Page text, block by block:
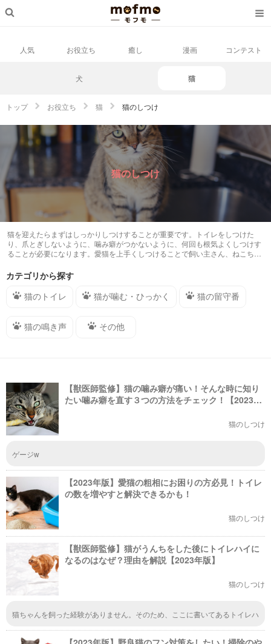
人気 お役立ち 癒し 漫画 コンテスト
犬 猫
トップ お役立ち 猫 猫のしつけ
猫のしつけ
猫を迎えたらまずはしっかりしつけすることが重要です。トイレをしつけた
り、爪とぎしないように、噛み癖がつかないように、何回も根気よくしつけす
ることが必要になります。愛猫を上手くしつけることで飼い主さん、ねこちゃ
ください！
カテゴリから探す
猫のトイレ
猫が噛む・ひっかく 猫の留守番
猫の鳴き声 その他
【獣医師監修】猫の噛み癖が痛い！そんな時に知り
たい噛み癖を直す３つの方法をチェック！【2023年
猫のしつけ
ゲージw
【2023年版】愛猫の粗相にお困りの方必見！トイレ
の数を増やすと解決できるかも！
猫のしつけ
【獣医師監修】猫がうんちをした後にトイレハイに
なるのはなぜ？理由を解説【2023年版】
猫のしつけ
猫ちゃんを飼った経験がありません。そのため、ここに書いてあるトイレハ
になるので、今度友達の家に行ったら飼っている猫ちゃんを観察して見ま